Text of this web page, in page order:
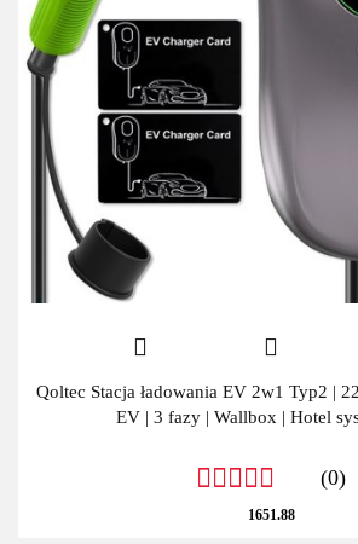
Qoltec Stacja ładowania EV 2w1 Typ2 |
EV | 3 fazy | Wallbox | Hotel
(0)
1651.88